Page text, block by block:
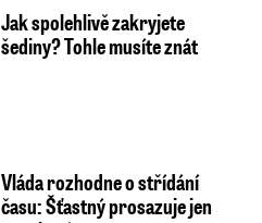
Jak spolehlivě zakryjete
šediny? Tohle musíte znát
Vláda rozhodne o střídání
času: Šťastný prosazuje jen